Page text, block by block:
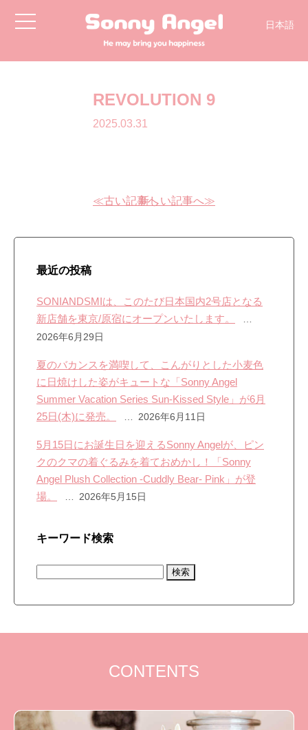
toggle
navigation
日本語
REVOLUTION 9
2025.03.31
≪古い記事へ新しい記事へ≫
最近の投稿
SONIANDSMIは、このたび日本国内2号店となる
新店舗を東京/原宿にオープンいたします。
2026年6月29日
夏のバカンスを満喫して、こんがりとした小麦色
に日焼けした姿がキュートな「Sonny Angel
Summer Vacation Series Sun-Kissed Style」が6月
25日(木)に発売。
2026年6月11日
5月15日にお誕生日を迎えるSonny Angelが、ピン
クのクマの着ぐるみを着ておめかし！「Sonny
Angel Plush Collection -Cuddly Bear- Pink」が登
場。
2026年5月15日
キーワード検索
CONTENTS